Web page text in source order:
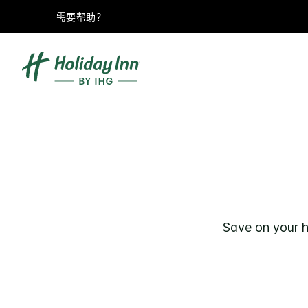
需要帮助？
Save on your